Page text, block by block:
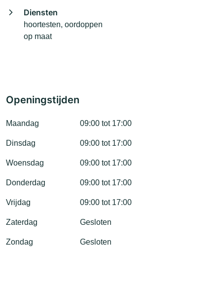
Diensten
hoortesten, oordoppen
op maat
Openingstijden
Maandag 09:00 tot 17:00
Dinsdag 09:00 tot 17:00
Woensdag 09:00 tot 17:00
Donderdag 09:00 tot 17:00
Vrijdag 09:00 tot 17:00
Zaterdag Gesloten
Zondag Gesloten